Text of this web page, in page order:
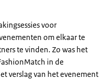
voor
om elkaar te
te vinden. Zo was het
in de
verslag van het evenement